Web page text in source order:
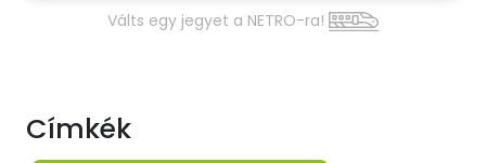
Válts egy jegyet a NETRO-ra!
Címkék